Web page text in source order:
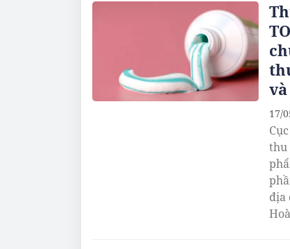
thu
địa
17/